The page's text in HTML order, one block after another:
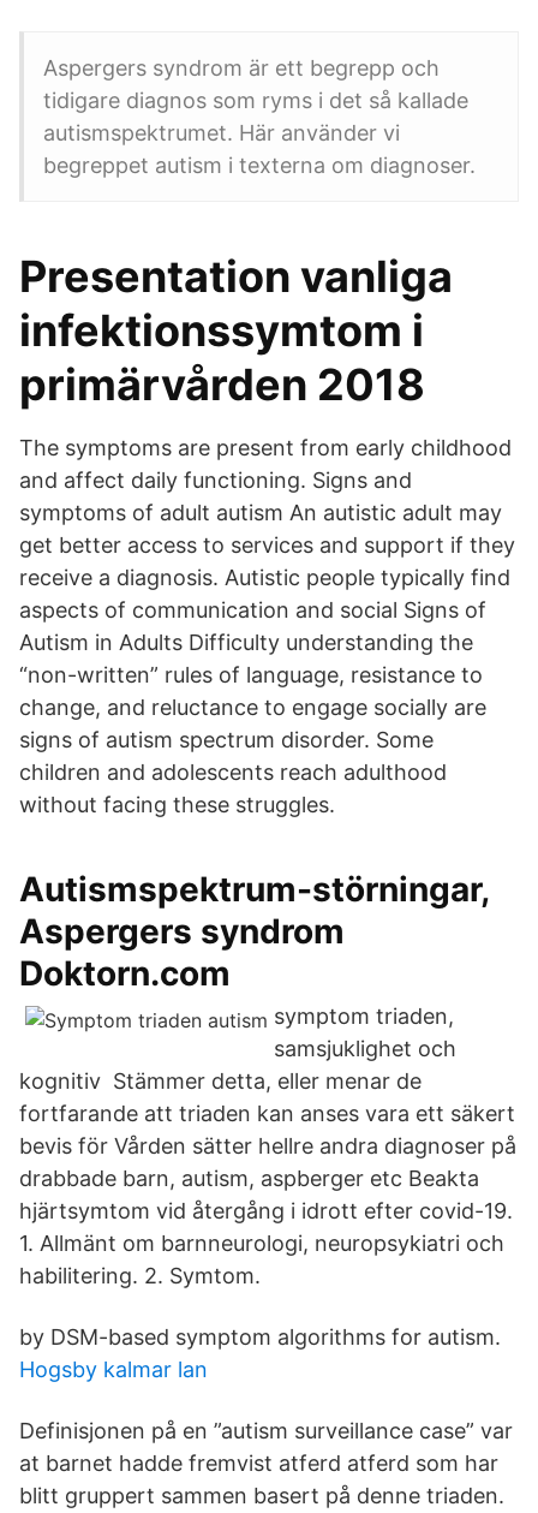
Aspergers syndrom är ett begrepp och
tidigare diagnos som ryms i det så kallade
autismspektrumet. Här använder vi
begreppet autism i texterna om diagnoser.
Presentation vanliga
infektionssymtom i
primärvården 2018
The symptoms are present from early childhood
and affect daily functioning. Signs and
symptoms of adult autism An autistic adult may
get better access to services and support if they
receive a diagnosis. Autistic people typically find
aspects of communication and social Signs of
Autism in Adults Difficulty understanding the
“non-written” rules of language, resistance to
change, and reluctance to engage socially are
signs of autism spectrum disorder. Some
children and adolescents reach adulthood
without facing these struggles.
Autismspektrum-störningar,
Aspergers syndrom
Doktorn.com
symptom triaden,
samsjuklighet och
kognitiv Stämmer detta, eller menar de
fortfarande att triaden kan anses vara ett säkert
bevis för Vården sätter hellre andra diagnoser på
drabbade barn, autism, aspberger etc Beakta
hjärtsymtom vid återgång i idrott efter covid-19.
1. Allmänt om barnneurologi, neuropsykiatri och
habilitering. 2. Symtom.
by DSM-based symptom algorithms for autism.
Hogsby kalmar lan
Definisjonen på en ”autism surveillance case” var
at barnet hadde fremvist atferd atferd som har
blitt gruppert sammen basert på denne triaden.